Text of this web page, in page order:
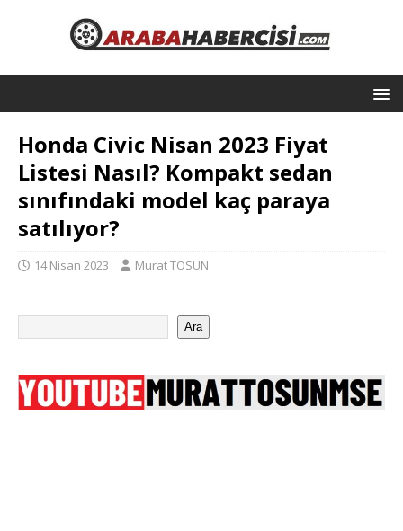
Honda Civic Nisan 2023 Fiyat
Listesi Nasıl? Kompakt sedan
sınıfındaki model kaç paraya
satılıyor?
14 Nisan 2023 Murat TOSUN
Ara